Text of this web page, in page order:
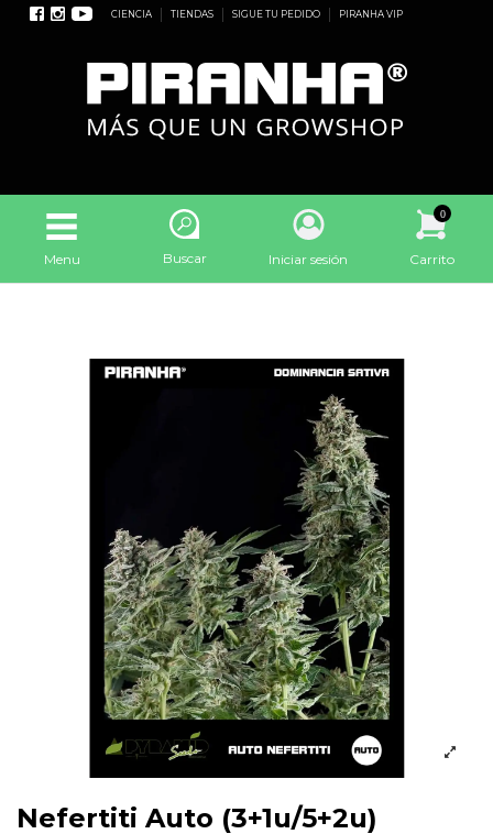
CIENCIA TIENDAS SIGUE TU PEDIDO PIRANHA VIP
Menu Buscar Iniciar sesión
0
Carrito
Nefertiti Auto (3+1u/5+2u)